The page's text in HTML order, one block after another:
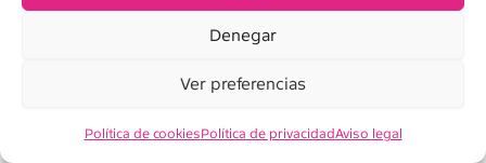
Denegar
Ver preferencias
Política de cookiesPolítica de privacidadAviso legal
LUDI Baby roller actividades león